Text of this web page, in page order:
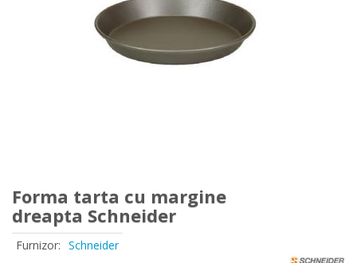
Forma tarta cu margine
dreapta Schneider
Furnizor: Schneider